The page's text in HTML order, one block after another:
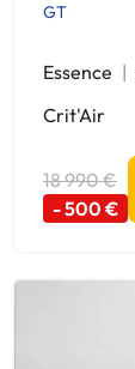
GT
Essence
Crit'Air
18 990 €
- 500 €